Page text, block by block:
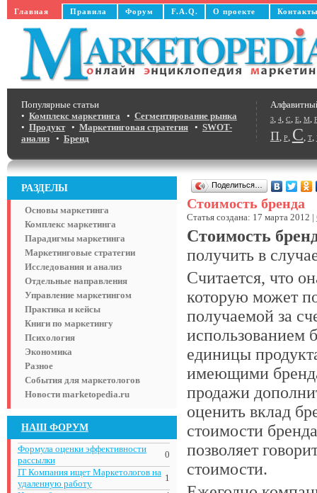
Главная Правила Форум F.A.Q. О проекте
3, 4, C, E, M,
П, Р, С, Т,
Популярные статьи
• Комплекс маркетинга • Сегментирование рынка
• Продукт• Маркетинговая стратегия• SWOT-
анализ• Бренд
РАЗДЕЛЫ
Основы маркетинга
Комплекс маркетинга
Парадигмы маркетинга
Маркетинговые стратегии
Исследования и анализ
Отдельные направления
Управление маркетингом
Практика и кейсы
Книги по маркетингу
Психология
Экономика
Разное
События для маркетологов
Новости marketopedia.ru
НАШ ФОРУМ
Формула оценки эффективности
рассылки
0
IT Компания ищет Маркетологов на
удаленную работу
1
Поделиться…
Стоимость бренда
Статья создана: 17 марта 2012 |
Стоимость
получить в
Считается, что
которую может
получаемой за
использованием
единицы
имеющими
продажи
оценить вклад
стоимости
позволяет
стоимости.